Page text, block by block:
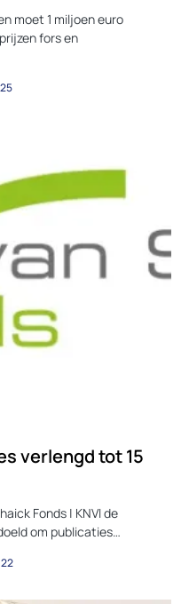
moet 1 miljoen euro
fors en
verlengd tot 15
Fonds | KNVI de
om publicaties…